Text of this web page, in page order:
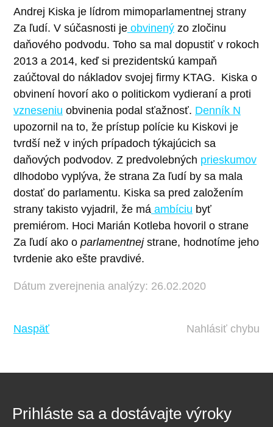
Andrej Kiska je lídrom mimoparlamentnej strany
Za ľudí. V súčasnosti je obvinený zo zločinu
daňového podvodu. Toho sa mal dopustiť v rokoch
2013 a 2014, keď si prezidentskú kampaň
zaúčtoval do nákladov svojej firmy KTAG. Kiska o
obvinení hovorí ako o politickom vydieraní a proti
vzneseniu obvinenia podal sťažnosť. Denník N
upozornil na to, že prístup polície ku Kiskovi je
tvrdší než v iných prípadoch týkajúcich sa
daňových podvodov. Z predvolebných prieskumov
dlhodobo vyplýva, že strana Za ľudí by sa mala
dostať do parlamentu. Kiska sa pred založením
strany takisto vyjadril, že má ambíciu byť
premiérom. Hoci Marián Kotleba hovoril o strane
Za ľudí ako o parlamentnej strane, hodnotíme jeho
tvrdenie ako ešte pravdivé.
Dátum zverejnenia analýzy: 26.02.2020
Naspäť Nahlásiť chybu
Prihláste sa a dostávajte výroky